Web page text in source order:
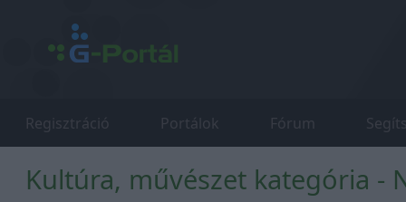
Regisztráció Portálok Fórum
Kultúra, művészet kategória -